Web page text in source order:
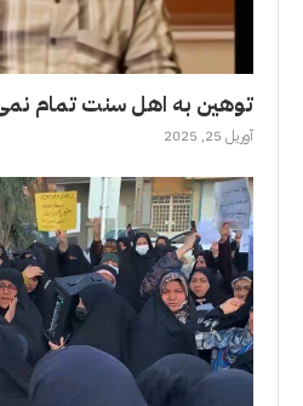
توهین به اهل سنت تمام
آوریل 25, 2025